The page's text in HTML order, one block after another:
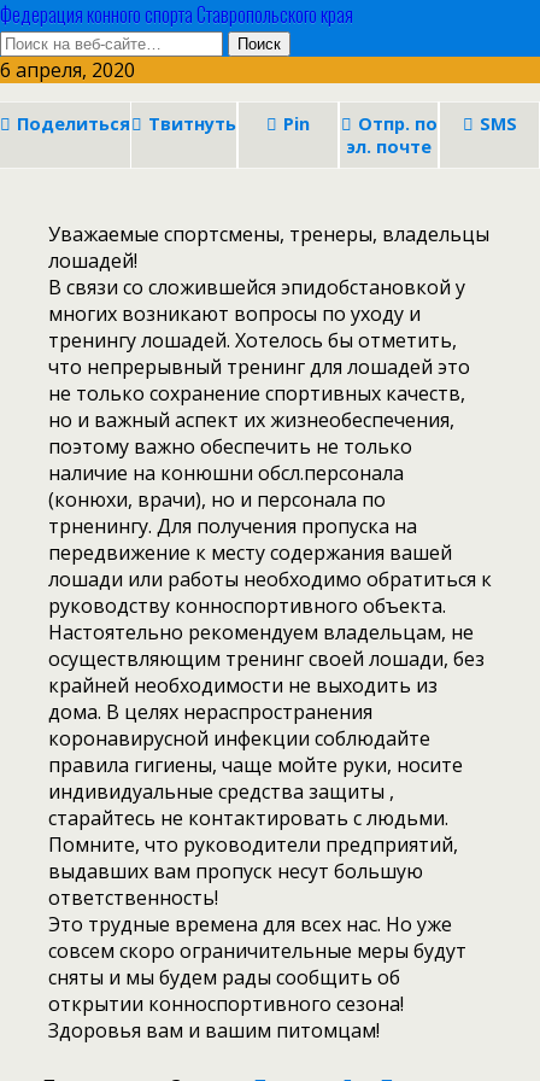
Федерация конного спорта Ставропольского края
6 апреля, 2020
Поделиться Твитнуть Pin
Отпр. по
эл. почте
SMS
Уважаемые спортсмены, тренеры, владельцы
лошадей!
В связи со сложившейся эпидобстановкой у
многих возникают вопросы по уходу и
тренингу лошадей. Хотелось бы отметить,
что непрерывный тренинг для лошадей это
не только сохранение спортивных качеств,
но и важный аспект их жизнеобеспечения,
поэтому важно обеспечить не только
наличие на конюшни обсл.персонала
(конюхи, врачи), но и персонала по
трненингу. Для получения пропуска на
передвижение к месту содержания вашей
лошади или работы необходимо обратиться к
руководству конноспортивного объекта.
Настоятельно рекомендуем владельцам, не
осуществляющим тренинг своей лошади, без
крайней необходимости не выходить из
дома. В целях нераспространения
коронавирусной инфекции соблюдайте
правила гигиены, чаще мойте руки, носите
индивидуальные средства защиты ,
старайтесь не контактировать с людьми.
Помните, что руководители предприятий,
выдавших вам пропуск несут большую
ответственность!
Это трудные времена для всех нас. Но уже
совсем скоро ограничительные меры будут
сняты и мы будем рады сообщить об
открытии конноспортивного сезона!
Здоровья вам и вашим питомцам!